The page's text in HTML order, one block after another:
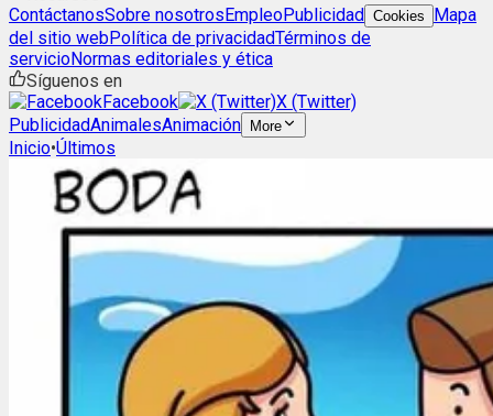
ContáctanosSobre nosotrosEmpleoPublicidad Cookies
Mapa
del sitio webPolítica de privacidadTérminos de
servicioNormas editoriales y ética
Síguenos en
Facebook
X (Twitter)
PublicidadAnimalesAnimación More
Inicio•Últimos